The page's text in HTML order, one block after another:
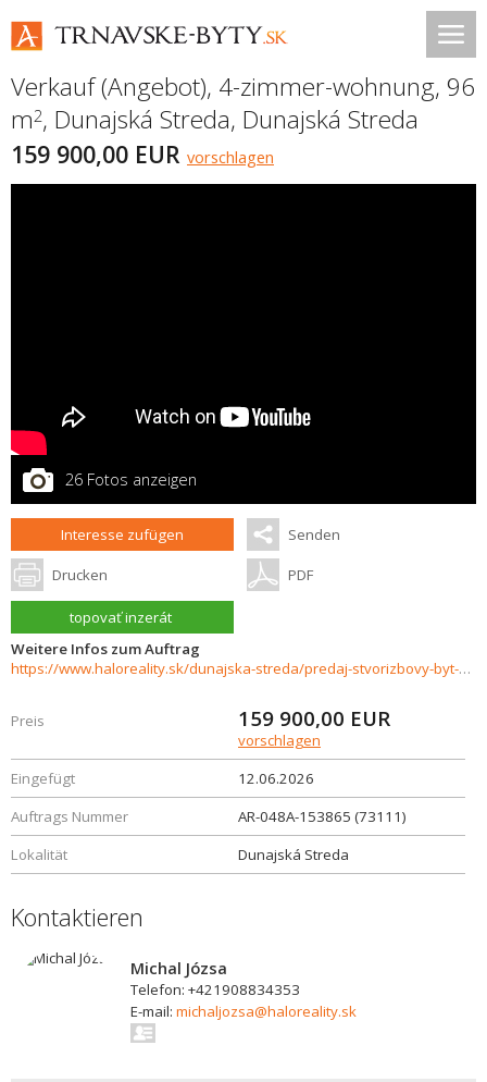
Verkauf (Angebot), 4-zimmer-wohnung, 96
m2, Dunajská Streda, Dunajská Streda
159 900,00 EUR vorschlagen
26 Fotos anzeigen
Interesse zufügen Senden
Drucken PDF
topovať inzerát
Weitere Infos zum Auftrag
https://www.haloreality.sk/dunajska-streda/predaj-stvorizbovy-byt-dunajska-streda---znizena-cena---exkluzivne-halo-reality/73111
Preis 159 900,00 EUR
vorschlagen
Eingefügt
12.06.2026
Auftrags Nummer
AR-048A-153865 (73111)
Lokalität
Dunajská Streda
Kontaktieren
Michal Józsa
Telefon: +421908834353
E-mail: michaljozsa@haloreality.sk